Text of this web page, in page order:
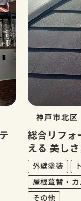
神戸市北区
総合リフォ
える 美し
外壁塗装
屋根葺替・
その他